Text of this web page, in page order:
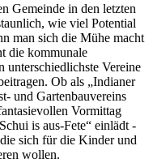
Gemeinde in den letzten
wie viel Potential
man sich die Mühe macht
die kommunale
unterschiedlichste Vereine
Ob als „Indianer
und Gartenbauvereins
Vormittag
is aus-Fete“ einlädt -
sich für die Kinder und
wollen.